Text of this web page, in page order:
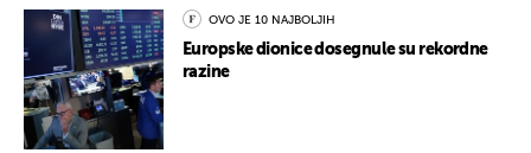
OVO JE 10 NAJBOLJIH
Europske dionice dosegnule su rekordne
razine